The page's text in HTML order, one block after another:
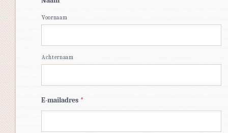
Voornaam
Achternaam
E-mailadres *